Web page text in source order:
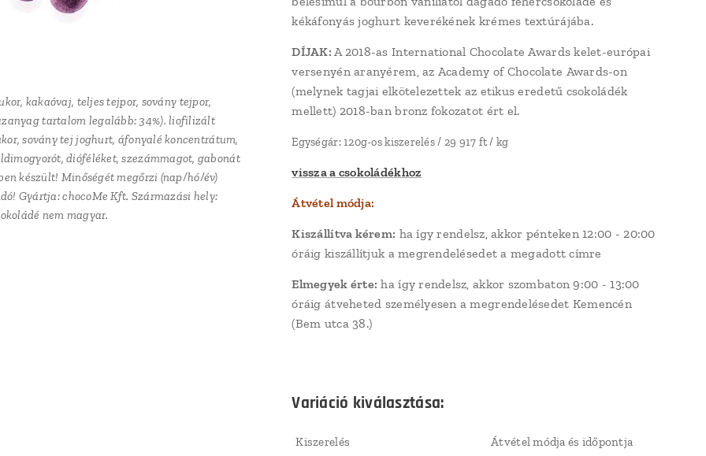
kakaóvaj, teljes tejpor, sovány tejpor,
tartalom legalább: 34%). liofilizált
sovány tej joghurt, áfonyalé koncentrátum,
dióféléket, szezámmagot, gabonát
készült! Minőségét megőrzi (nap/hó/év)
Gyártja: chocoMe Kft. Származási hely:
nem magyar.
kakaóvaj, teljes tejpor, sovány tejpor,
tartalom legalább: 34%). liofilizált
sovány tej joghurt, áfonyalé koncentrátum,
dióféléket, szezámmagot, gabonát
készült! Minőségét megőrzi (nap/hó/év)
Gyártja: chocoMe Kft. Származási hely:
nem magyar.
kakaóvaj, teljes tejpor, sovány tejpor,
tartalom legalább: 34%). liofilizált
sovány tej joghurt, áfonyalé koncentrátum,
dióféléket, szezámmagot, gabonát
készült! Minőségét megőrzi (nap/hó/év)
Gyártja: chocoMe Kft. Származási hely:
nem magyar.
kékáfonyás joghurt keverékének krémes textúrájába.
DÍJAK:A 2018-as International Chocolate Awards kelet-európai
versenyén aranyérem, az Academy of Chocolate Awards-on
(melynek tagjai elkötelezettek az etikus eredetű csokoládék
mellett) 2018-ban bronz fokozatot ért el.
Egységár: 120g-os kiszerelés / 29 917 ft / kg
vissza a csokoládékhoz
Átvétel módja:
Kiszállítva kérem: ha így rendelsz, akkor pénteken 12:00 - 20:00
óráig kiszállítjuk a megrendelésedet a megadott címre
Elmegyek érte: ha így rendelsz, akkor szombaton 9:00 - 13:00
óráig átveheted személyesen a megrendelésedet Kemencén
(Bem utca 38.)
Variáció kiválasztása:
Kiszerelés Átvétel módja és időpontja